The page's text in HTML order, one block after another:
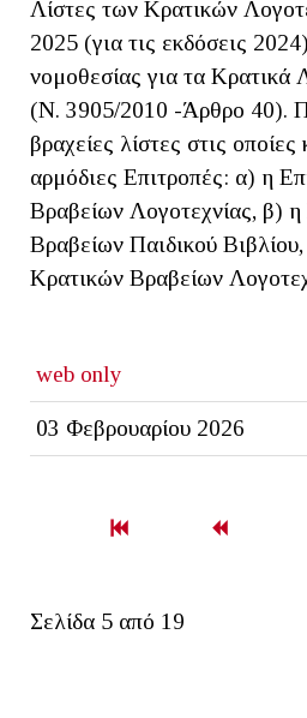
Λίστες των Κρατικών
2025 (για τις εκδόσεις
νομοθεσίας για τα Κρατικά
(Ν. 3905/2010 -Άρθρο 40).
βραχείες λίστες στις οποίες
αρμόδιες Επιτροπές: α) η
Βραβείων Λογοτεχνίας, β)
Βραβείων Παιδικού
Κρατικών Βραβείων
web only
03 Φεβρουαρίου 2026
Σελίδα 5 από 19